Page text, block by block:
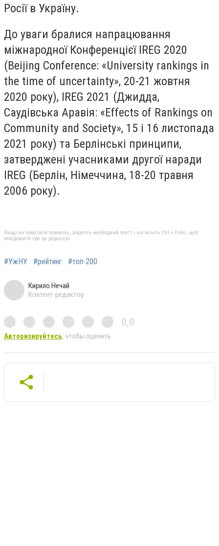
Росії в Україну.
До уваги бралися напрацювання
міжнародної Конференцієї IREG 2020
(Beijing Conference: «University rankings in
the time of uncertainty», 20-21 жовтня
2020 року), IREG 2021 (Джидда,
Саудівська Аравія: «Effects of Rankings on
Community and Society», 15 і 16 листопада
2021 року) та Берлінські принципи,
затверджені учасниками другої наради
IREG (Берлін, Німеччина, 18-20 травня
2006 року).
Якщо ви помітили помилку, виділіть необхідний текст і натисніть Ctrl + Enter, щоб
повідомити про це редакцію
#УжНУ #рейтинг #топ-200
Кирило Нечай
Контент-редактор
0,0
Авторизируйтесь, чтобы оценить